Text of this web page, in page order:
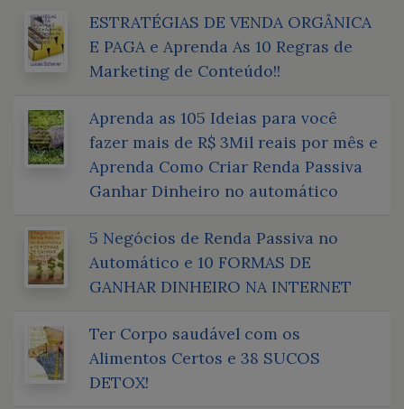
ESTRATÉGIAS DE VENDA ORGÂNICA
E PAGA e Aprenda As 10 Regras de
Marketing de Conteúdo!!
Aprenda as 105 Ideias para você
fazer mais de R$ 3Mil reais por mês e
Aprenda Como Criar Renda Passiva
Ganhar Dinheiro no automático
5 Negócios de Renda Passiva no
Automático e 10 FORMAS DE
GANHAR DINHEIRO NA INTERNET
Ter Corpo saudável com os
Alimentos Certos e 38 SUCOS
DETOX!